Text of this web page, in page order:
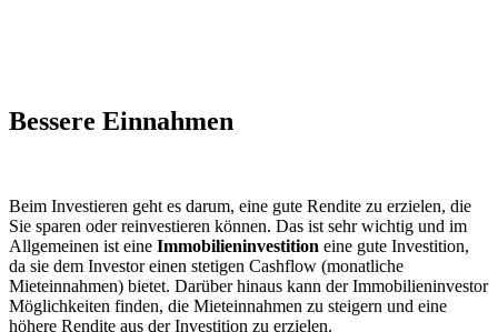
Bessere Einnahmen
Beim Investieren geht es darum, eine gute Rendite zu erzielen, die
Sie sparen oder reinvestieren können. Das ist sehr wichtig und im
Allgemeinen ist eine Immobilieninvestition eine gute Investition,
da sie dem Investor einen stetigen Cashflow (monatliche
Mieteinnahmen) bietet. Darüber hinaus kann der Immobilieninvestor
Möglichkeiten finden, die Mieteinnahmen zu steigern und eine
höhere Rendite aus der Investition zu erzielen.